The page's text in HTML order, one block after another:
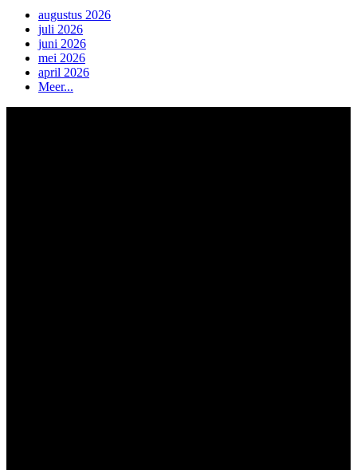
augustus 2026
juli 2026
juni 2026
mei 2026
april 2026
Meer...